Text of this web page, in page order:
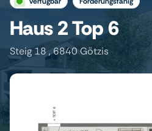
Haus 2 Top 6
Steig 18 , 6840 Götzis